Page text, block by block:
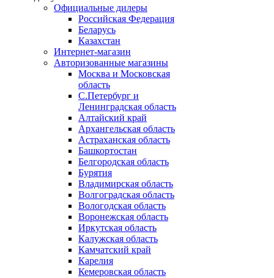
Официальные дилеры
Российская Федерация
Беларусь
Казахстан
Интернет-магазин
Авторизованные магазины
Москва и Московская
область
С.Петербург и
Ленинградская область
Алтайский край
Архангельская область
Астраханская область
Башкортостан
Белгородская область
Бурятия
Владимирская область
Волгоградская область
Вологодская область
Воронежская область
Иркутская область
Калужская область
Камчатский край
Карелия
Кемеровская область